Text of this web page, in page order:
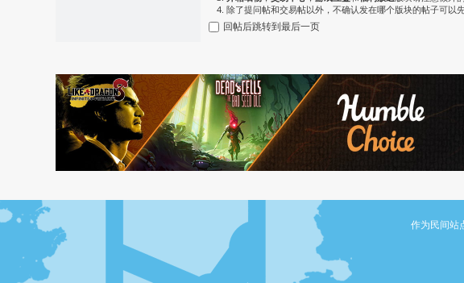
4. 除了提问帖和交易帖以外，不确认发在哪个版块的帖子可以
回帖后跳转到最后一页
作为民间站点